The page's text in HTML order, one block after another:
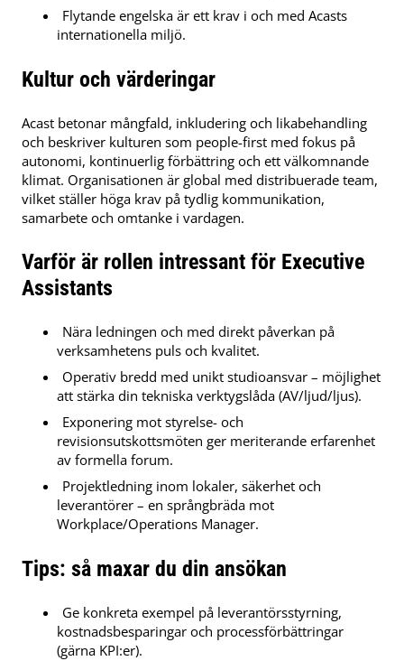
Flytande engelska är ett krav i och med Acasts
internationella miljö.
Kultur och värderingar
Acast betonar mångfald, inkludering och likabehandling
och beskriver kulturen som people-first med fokus på
autonomi, kontinuerlig förbättring och ett välkomnande
klimat. Organisationen är global med distribuerade team,
vilket ställer höga krav på tydlig kommunikation,
samarbete och omtanke i vardagen.
Varför är rollen intressant för Executive
Assistants
Nära ledningen och med direkt påverkan på
verksamhetens puls och kvalitet.
Operativ bredd med unikt studioansvar – möjlighet
att stärka din tekniska verktygslåda (AV/ljud/ljus).
Exponering mot styrelse- och
revisionsutskottsmöten ger meriterande erfarenhet
av formella forum.
Projektledning inom lokaler, säkerhet och
leverantörer – en språngbräda mot
Workplace/Operations Manager.
Tips: så maxar du din ansökan
Ge konkreta exempel på leverantörsstyrning,
kostnadsbesparingar och processförbättringar
(gärna KPI:er).